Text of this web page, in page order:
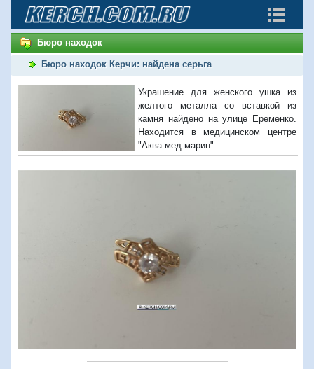
Бюро находок
Бюро находок Керчи: найдена серьга
Украшение для женского ушка из
желтого металла со вставкой из
камня найдено на улице Еременко.
Находится в медицинском центре
"Аква мед марин".